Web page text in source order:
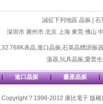
誠征下列地區 晶振 |
深圳市 廣州市 北京 上海 東莞 佛山
,32.768K表晶,進口晶振,石英晶體諧振器
蕩器,玩具晶振,愛普
| 進口晶振 | 臺產晶振 |
Copyright ? 1996-2012 康比電子 版權